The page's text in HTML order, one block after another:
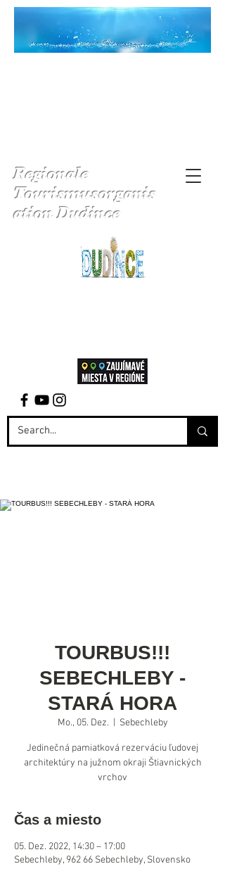
Regionale
Tourismusorganis
ation Dudince
TOURBUS!!!
SEBECHLEBY -
STARÁ HORA
Mo., 05. Dez. Sebechleby
Jedinečná pamiatková rezerváciu ľudovej
architektúry na južnom okraji Štiavnických
Čas a miesto
05. Dez. 2022, 14:30 – 17:00
Sebechleby, 962 66 Sebechleby, Slovensko